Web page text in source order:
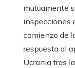
mutuamente
inspecciones
comienzo de
respuesta al
Ucrania tras